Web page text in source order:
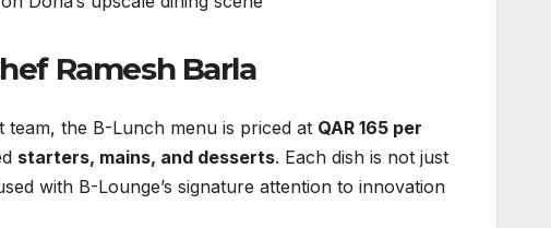
Ramesh Barla
team, the B-Lunch menu is priced at QAR 165 per
starters, mains, and desserts. Each dish is not just
with B-Lounge’s signature attention to innovation